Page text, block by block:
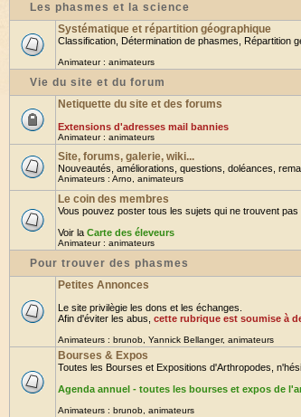
Les phasmes et la science
Systématique et répartition géographique
Classification, Détermination de phasmes, Répartition
Animateur : animateurs
Vie du site et du forum
Netiquette du site et des forums
Extensions d'adresses mail bannies
Animateur : animateurs
Site, forums, galerie, wiki...
Nouveautés, améliorations, questions, doléances,
Animateurs : Arno animateurs
Le coin des membres
Vous pouvez poster tous les sujets qui ne trouvent
Voir la Carte des éleveurs
Animateur : animateurs
Pour trouver des phasmes
Petites Annonces
Le site privilègie les dons et les échanges.
Afin d'éviter les abus, cette rubrique est soumise à
Animateurs : brunob Yannick Bellanger, animateurs
Bourses & Expos
Toutes les Bourses et Expositions d'Arthropodes,
Agenda annuel - toutes les bourses et expos de
Animateurs : brunob animateurs